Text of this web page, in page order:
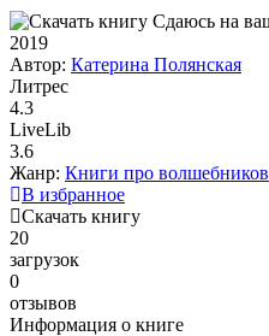
2019
Автор: Катерина Полянская
Литрес
4.3
LiveLib
3.6
Жанр: Книги про волшебников
В избранное
Скачать книгу
20
загрузок
0
отзывов
Информация о книге